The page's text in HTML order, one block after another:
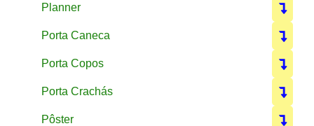
Planner
Porta Caneca
Porta Copos
Porta Crachás
Pôster